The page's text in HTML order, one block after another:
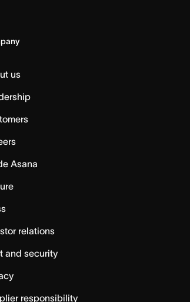
us
Asana
relations
and security
responsibility